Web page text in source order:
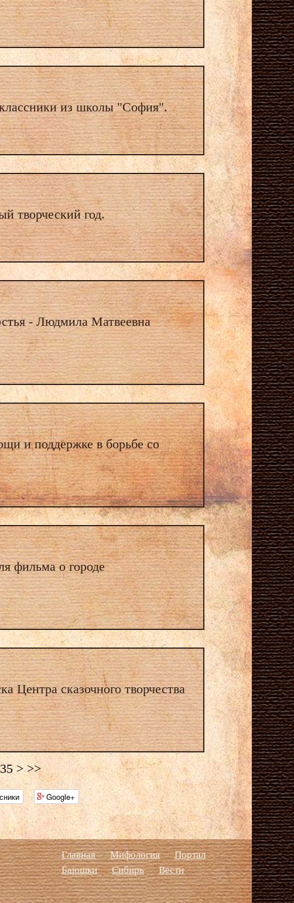
из школы "София".
творческий год.
- Людмила Матвеевна
и поддержке в борьбе со
фильма о городе
Центра сказочного творчества
> >>
Google+
Главная Мифология
Портал
Баюшки
Сибирь Вести